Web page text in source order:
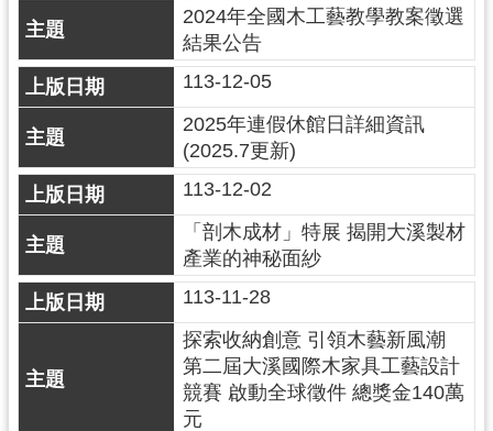
園
市
政
府
n
s
h
私
2024年全國木工藝教學教案徵選
結果公告
113-12-05
2025年連假休館日詳細資訊
(2025.7更新)
113-12-02
「剖木成材」特展 揭開大溪製材
產業的神秘面紗
113-11-28
探索收納創意 引領木藝新風潮
第二屆大溪國際木家具工藝設計
競賽 啟動全球徵件 總獎金140萬
元